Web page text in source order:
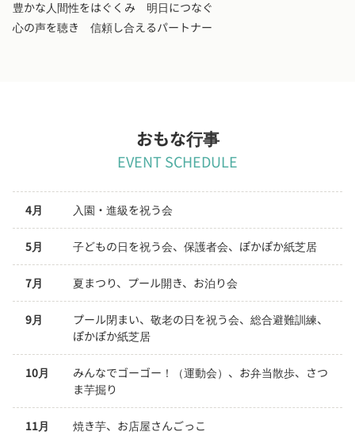
豊かな人間性をはぐくみ 明日につなぐ
心の声を聴き 信頼し合えるパートナー
おもな行事
EVENT SCHEDULE
4月 入園・進級を祝う会
5月 子どもの日を祝う会、保護者会、ぽかぽか紙芝居
7月 夏まつり、プール開き、お泊り会
9月
プール閉まい、敬老の日を祝う会、総合避難訓練、
ぽかぽか紙芝居
10月
みんなでゴーゴー！（運動会）、お弁当散歩、さつ
ま芋掘り
11月 焼き芋、お店屋さんごっこ